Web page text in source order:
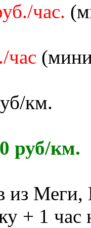
час.
час
км.
руб/км.
из
+ 1